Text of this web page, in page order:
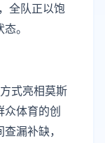
全队正以饱
。
式亮相莫斯
众体育的创
漏补缺，